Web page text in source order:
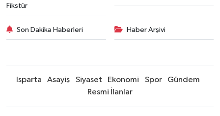
Fikstür
Son Dakika Haberleri Haber Arşivi
Isparta Asayiş Siyaset Ekonomi Spor
Gündem
Resmi İlanlar